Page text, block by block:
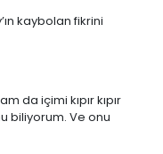
kaybolan fikrini
da içimi kıpır kıpır
biliyorum. Ve onu